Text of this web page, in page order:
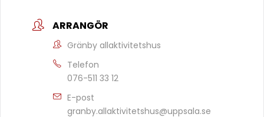
ARRANGÖR
Gränby allaktivitetshus
Telefon
076-511 33 12
E-post
granby.allaktivitetshus@uppsala.se